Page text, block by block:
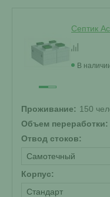
Септик
В
Проживание: 150
Объем переработки:
Отвод стоков:
Самотечный
Корпус:
Стандарт